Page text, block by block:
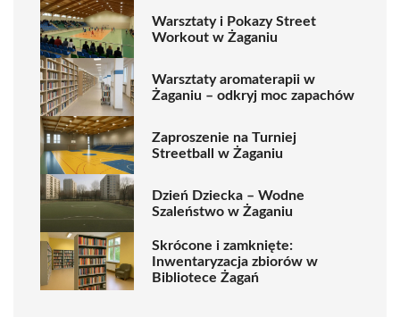
Warsztaty i Pokazy Street
Workout w Żaganiu
Warsztaty aromaterapii w
Żaganiu – odkryj moc zapachów
Zaproszenie na Turniej
Streetball w Żaganiu
Dzień Dziecka – Wodne
Szaleństwo w Żaganiu
Skrócone i zamknięte:
Inwentaryzacja zbiorów w
Bibliotece Żagań